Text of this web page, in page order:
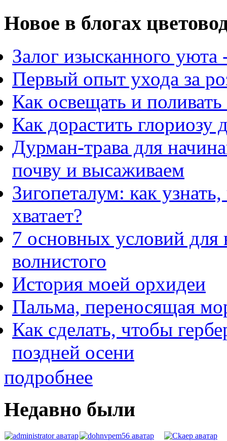
Новое в блогах
Залог изысканного уюта
Первый опыт ухода за
Как освещать и
Как дорастить глориозу
Дурман-трава для
почву и высаживаем
Зигопеталум: как
хватает?
7 основных условий для
волнистого
История моей орхидеи
Пальма, переносящая
Как сделать, чтобы
поздней осени
подробнее
Недавно были